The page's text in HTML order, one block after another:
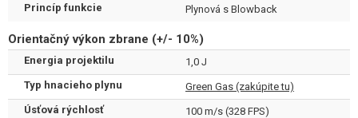
Vnútorný systém nesie stopy inovácie výrobcu pre bezpečnejšiu
prevádzku a stabilný výkon. Napríkladhi-flow vypúšťací ventil
mikrofiltrom, aleborotačnú prepúšťaciu klapku.
ROTAČNÁ PREPÚŠŤACIA KLAPKA
Princíp funkcie
Plynová s Blowback
Orientačný výkon zbrane (+/- 10%)
Energia projektilu
1,0 J
Typ hnacieho plynu
Green Gas (zakúpite tu)
Úsťová rýchlosť
100 m/s (328 FPS)